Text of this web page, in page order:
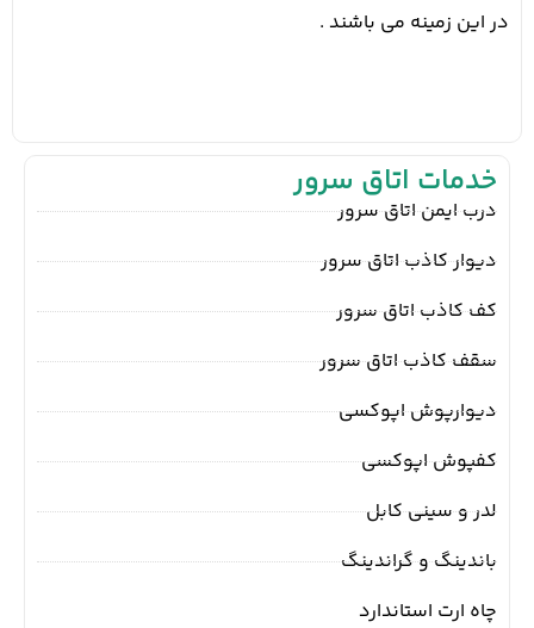
در این زمینه می باشند .
خدمات اتاق سرور
درب ایمن اتاق سرور
دیوار کاذب اتاق سرور
کف کاذب اتاق سرور
سقف کاذب اتاق سرور
دیوارپوش اپوکسی
کفپوش اپوکسی
لدر و سینی کابل
باندینگ و گراندینگ
چاه ارت استاندارد